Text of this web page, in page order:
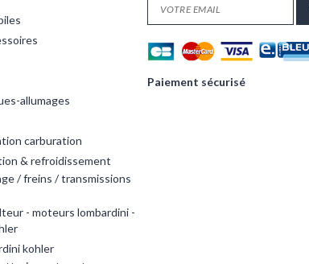
allumages
carburation
& refroidissement
/ freins / transmissions
- moteurs lombardini -
kohler
Paiement sécurisé